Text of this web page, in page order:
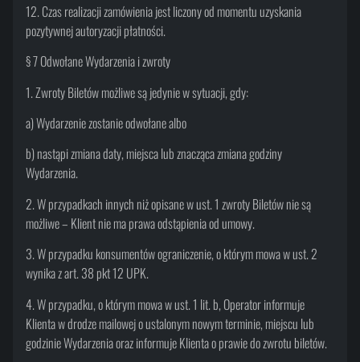
12. Czas realizacji zamówienia jest liczony od momentu uzyskania
pozytywnej autoryzacji płatności.
§ 7 Odwołane Wydarzenia i zwroty
1. Zwroty Biletów możliwe są jedynie w sytuacji, gdy:
a) Wydarzenie zostanie odwołane albo
b) nastąpi zmiana daty, miejsca lub znacząca zmiana godziny
Wydarzenia.
2. W przypadkach innych niż opisane w ust. 1 zwroty Biletów nie są
możliwe – Klient nie ma prawa odstąpienia od umowy.
3. W przypadku konsumentów ograniczenie, o którym mowa w ust. 2
wynika z art. 38 pkt 12 UPK.
4. W przypadku, o którym mowa w ust. 1 lit. b, Operator informuje
Klienta w drodze mailowej o ustalonym nowym terminie, miejscu lub
godzinie Wydarzenia oraz informuje Klienta o prawie do zwrotu biletów.